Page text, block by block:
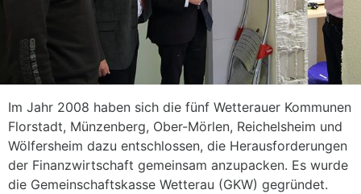
Im Jahr 2008 haben sich die fünf Wetterauer Kommunen
Florstadt, Münzenberg, Ober-Mörlen, Reichelsheim und
Wölfersheim dazu entschlossen, die Herausforderungen
der Finanzwirtschaft gemeinsam anzupacken. Es wurde
die Gemeinschaftskasse Wetterau (GKW) gegründet.